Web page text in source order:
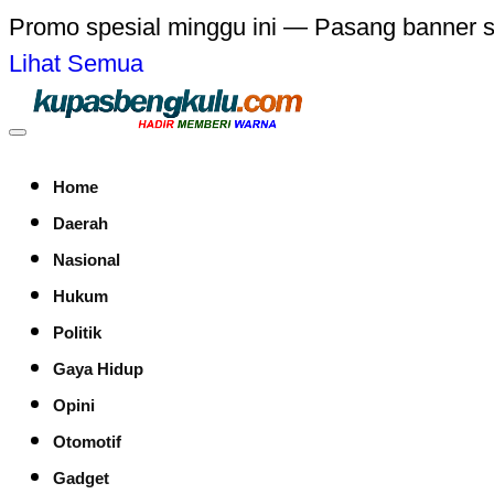
Promo spesial minggu ini — Pasang banner
Lihat Semua
Home
Daerah
Nasional
Hukum
Politik
Gaya Hidup
Opini
Otomotif
Gadget